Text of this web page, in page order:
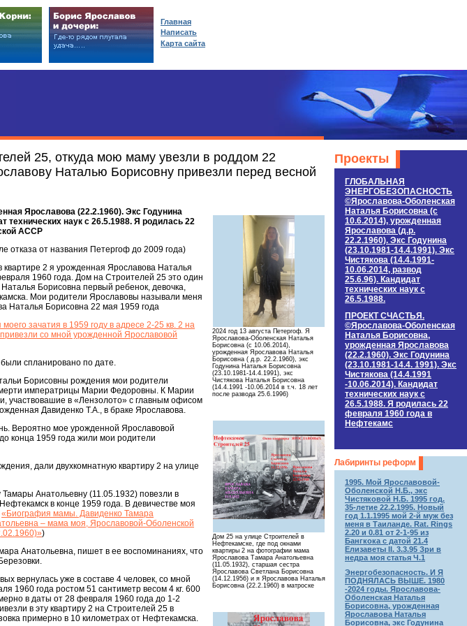
25, откуда мою маму увезли в роддом 22
Наталью Борисовну привезли перед весной
2024 год 13 августа Петергоф. Я
Ярославова-Оболенская Наталья
Борисовна (с 10.06.2014),
урожденная Ярославова Наталья
Борисовна ( д.р. 22.2.1960), экс
Годунина Наталья Борисовна
(23.10.1981-14.4.1991), экс
Чистякова Наталья Борисовна
(14.4.1991 -10.06.2014 в т.ч. 18 лет
после развода 25.6.1996)
Дом 25 на улице Строителей в
Нефтекамске, где под окнами
квартиры 2 на фотографии мама
Ярославова Тамара Анатольевна
(11.05.1932), старшая сестра
Ярославова Светлана Борисовна
(14.12.1956) и я Ярославова Наталья
Борисовна (22.2.1960) в матроске
Ярославова (22.2.1960). Экс Годунина
технических наук c 26.5.1988. Я родилась 22
АССР
отказа от названия Петергоф до 2009 года)
2 я урожденная Ярославова Наталья
1960 года. Дом на Строителей 25 это один
Борисовна первый ребенок, девочка,
Мои родители Ярославовы называли меня
Наталья Борисовна 22 мая 1959 года
зачатия в 1959 году в адресе 2-25 кв. 2 на
со мной урожденной Ярославовой
спланировано по дате.
Борисовны рождения мои родители
императрицы Марии Федоровны. К Марии
участвовашие в «Лензолото» с главным офисом
Давиденко Т.А., в браке Ярославова.
Вероятно мое урожденной Ярославовой
конца 1959 года жили мои родители
дали двухкомнатную квартиру 2 на улице
Анатольевну (11.05.1932) повезли в
в конце 1959 года. В девичестве моя
«Биография мамы. Давиденко Тамара
– мама моя, Ярославовой-Оболенской
)
Анатольевна, пишет в ее воспоминаниях, что
вернулась уже в составе 4 человек, со мной
1960 года ростом 51 сантиметр весом 4 кг. 600
в даты от 28 февраля 1960 года до 1-2
в эту квартиру 2 на Строителей 25 в
примерно в 10 километрах от Нефтекамска.
Проекты
ГЛОБАЛЬНАЯ
ЭНЕРГОБЕЗОПАСНОСТЬ
©Ярославова-Оболенская
Наталья Борисовна (c
10.6.2014), урожденная
Ярославова (д.р.
22.2.1960). Экс Годунина
(23.10.1981-14.4.1991). Экс
Чистякова (14.4.1991-
10.06.2014, развод
25.6.96). Кандидат
технических наук c
26.5.1988.
ПРОЕКТ СЧАСТЬЯ.
©Ярославова-Оболенская
Наталья Борисовна,
урожденная Ярославова
(22.2.1960). Экс Годунина
(23.10.1981-14.4. 1991). Экс
Чистякова (14.4.1991
-10.06.2014). Кандидат
технических наук c
26.5.1988. Я родилась 22
февраля 1960 года в
Нефтекамс
Лабиринты реформ
1995. Мой Ярославовой-
Оболенской Н.Б., экс
Чистяковой Н.Б. 1995 год.
35-летие 22.2.1995. Новый
год 1.1.1995 мой 2-й муж без
меня в Таиланде. Rat. Rings
2.20 и 0.81 от 2-1-95 из
Бангкока с датой 21.4
Елизаветы II. 3.3.95 Зри в
недра моя статья Ч.1
Энергобезопасность. И Я
ПОДНЯЛАСЬ ВЫШЕ. 1980
-2024 годы. Ярославова-
Оболенская Наталья
Борисовна, урожденная
Ярославова Наталья
Борисовна, экс Годунина
Главная
Написать
Карта сайта